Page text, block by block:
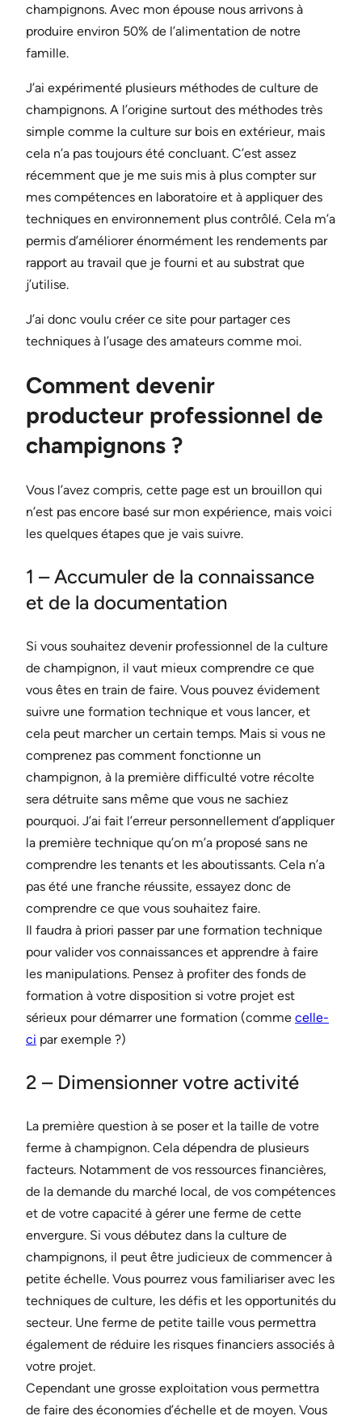
champignons. Avec mon épouse nous arrivons à
produire environ 50% de l’alimentation de notre
famille.
J’ai expérimenté plusieurs méthodes de culture de
champignons. A l’origine surtout des méthodes très
simple comme la culture sur bois en extérieur, mais
cela n’a pas toujours été concluant. C’est assez
récemment que je me suis mis à plus compter sur
mes compétences en laboratoire et à appliquer des
techniques en environnement plus contrôlé. Cela m’a
permis d’améliorer énormément les rendements par
rapport au travail que je fourni et au substrat que
j’utilise.
J’ai donc voulu créer ce site pour partager ces
techniques à l’usage des amateurs comme moi.
Comment devenir
producteur professionnel de
champignons ?
Vous l’avez compris, cette page est un brouillon qui
n’est pas encore basé sur mon expérience, mais voici
les quelques étapes que je vais suivre.
1 – Accumuler de la connaissance
et de la documentation
Si vous souhaitez devenir professionnel de la culture
de champignon, il vaut mieux comprendre ce que
vous êtes en train de faire. Vous pouvez évidement
suivre une formation technique et vous lancer, et
cela peut marcher un certain temps. Mais si vous ne
comprenez pas comment fonctionne un
champignon, à la première difficulté votre récolte
sera détruite sans même que vous ne sachiez
pourquoi. J’ai fait l’erreur personnellement d’appliquer
la première technique qu’on m’a proposé sans ne
comprendre les tenants et les aboutissants. Cela n’a
pas été une franche réussite, essayez donc de
comprendre ce que vous souhaitez faire.
Il faudra à priori passer par une formation technique
pour valider vos connaissances et apprendre à faire
les manipulations. Pensez à profiter des fonds de
formation à votre disposition si votre projet est
sérieux pour démarrer une formation (comme celle-
ci par exemple ?)
2 – Dimensionner votre activité
La première question à se poser et la taille de votre
ferme à champignon. Cela dépendra de plusieurs
facteurs. Notamment de vos ressources financières,
de la demande du marché local, de vos compétences
et de votre capacité à gérer une ferme de cette
envergure. Si vous débutez dans la culture de
champignons, il peut être judicieux de commencer à
petite échelle. Vous pourrez vous familiariser avec les
techniques de culture, les défis et les opportunités du
secteur. Une ferme de petite taille vous permettra
également de réduire les risques financiers associés à
votre projet.
Cependant une grosse exploitation vous permettra
de faire des économies d’échelle et de moyen. Vous